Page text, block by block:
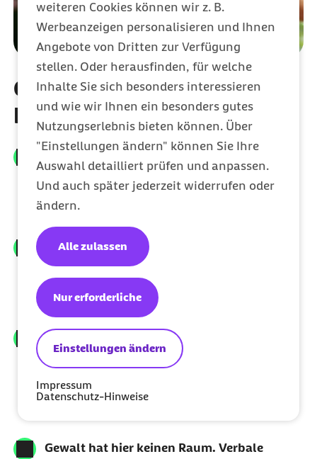
weiteren Cookies können wir z. B.
Werbeanzeigen personalisieren und Ihnen
Angebote von Dritten zur Verfügung
stellen. Oder herausfinden, für welche
Inhalte Sie sich besonders interessieren
und wie wir Ihnen ein besonders gutes
Nutzungserlebnis bieten können. Über
"Einstellungen ändern" können Sie Ihre
Auswahl detailliert prüfen und anpassen.
Und auch später jederzeit widerrufen oder
ändern.
Einstellungen ändern
Nur erforderliche
Alle zulassen
Impressum
Datenschutz-Hinweise
Guter Service beginnt mit
Respekt
Respekt ist die Basis.
Umgang ermöglicht eine gute
Zusammenarbeit und die bestmögliche
Freundlichkeit bringt uns weiter.
höflicher Ton hilft, Missverständnisse zu
vermeiden. Beleidigungen und
herabsetzende Sprache hingegen nicht.
Gleichberechtigung für alle.
Diskriminierung in jeglicher Form – sei es
Geschlecht oder Aussehen – hat bei uns
Gewalt hat hier keinen Raum. Verbale